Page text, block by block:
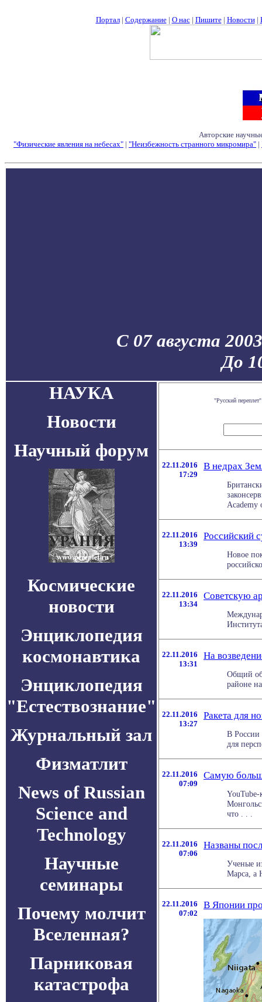
Портал| Содержание| О нас| Пишите| Новости|
Авторские
"Физические явления на небесах" | "Неизбежность странного микромира" |
С 07 августа
До
НАУКА
Новости
Научный форум
Космические
новости
Энциклопедия
космонавтика
Энциклопедия
"Естествознание"
Журнальный зал
Физматлит
News of Russian
Science and
Technology
Научные
семинары
Почему молчит
Вселенная?
Парниковая
катастрофа
"Русский
22.11.2016
17:29
В недрах
Academy
22.11.2016
13:39
Российский
Новое
22.11.2016
13:34
Советскую
22.11.2016
13:31
На
Общий
районе
22.11.2016
13:27
Ракета для
В России
для
22.11.2016
07:09
Самую
что . . .
22.11.2016
07:06
Названы
Ученые
Марса, а
22.11.2016
07:02
В Японии